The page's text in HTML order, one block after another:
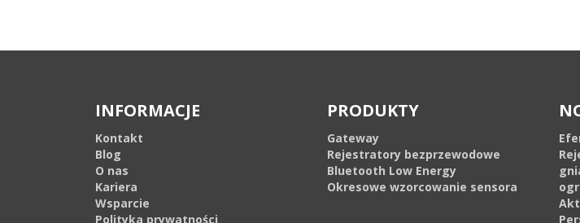
INFORMACJE
Kontakt
Blog
O nas
Kariera
Wsparcie
Polityka prywatności
PRODUKTY
Gateway
Rejestratory bezprzewodowe
Bluetooth Low Energy
Okresowe wzorcowanie sensora